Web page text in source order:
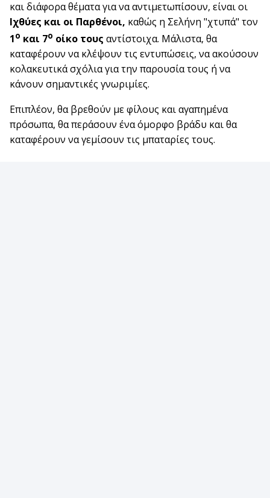
και διάφορα θέματα για να αντιμετωπίσουν, είναι οι
Ιχθύες και οι Παρθένοι, καθώς η Σελήνη "χτυπά" τον
1ο και 7ο οίκο τους αντίστοιχα. Μάλιστα, θα
καταφέρουν να κλέψουν τις εντυπώσεις, να ακούσουν
κολακευτικά σχόλια για την παρουσία τους ή να
κάνουν σημαντικές γνωριμίες.
Επιπλέον, θα βρεθούν με φίλους και αγαπημένα
πρόσωπα, θα περάσουν ένα όμορφο βράδυ και θα
καταφέρουν να γεμίσουν τις μπαταρίες τους.